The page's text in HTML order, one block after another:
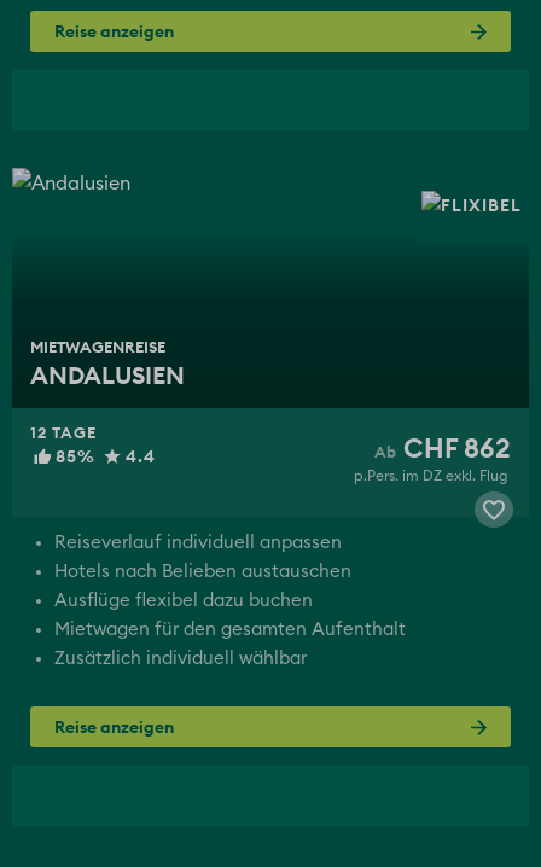
Reise anzeigen
MIETWAGENREISE
ANDALUSIEN
12 TAGE
85% 4.4 CHF 862
p.Pers. im DZ exkl. Flug
Reiseverlauf individuell anpassen
Hotels nach Belieben austauschen
Ausflüge flexibel dazu buchen
Mietwagen für den gesamten Aufenthalt
Zusätzlich individuell wählbar
Reise anzeigen